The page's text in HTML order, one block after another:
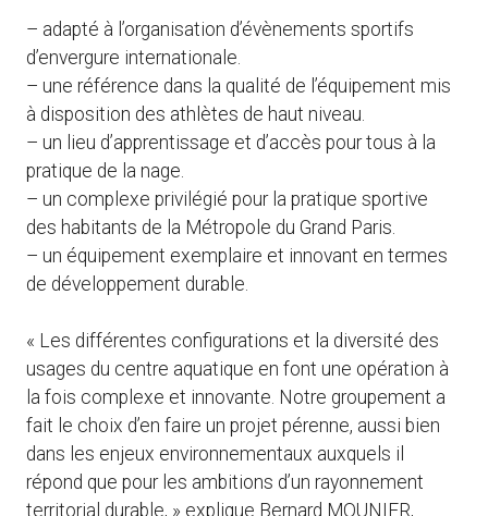
– adapté à l’organisation d’évènements sportifs
d’envergure internationale.
– une référence dans la qualité de l’équipement mis
à disposition des athlètes de haut niveau.
– un lieu d’apprentissage et d’accès pour tous à la
pratique de la nage.
– un complexe privilégié pour la pratique sportive
des habitants de la Métropole du Grand Paris.
– un équipement exemplaire et innovant en termes
de développement durable.
« Les différentes configurations et la diversité des
usages du centre aquatique en font une opération à
la fois complexe et innovante. Notre groupement a
fait le choix d’en faire un projet pérenne, aussi bien
dans les enjeux environnementaux auxquels il
répond que pour les ambitions d’un rayonnement
territorial durable, » explique Bernard MOUNIER,